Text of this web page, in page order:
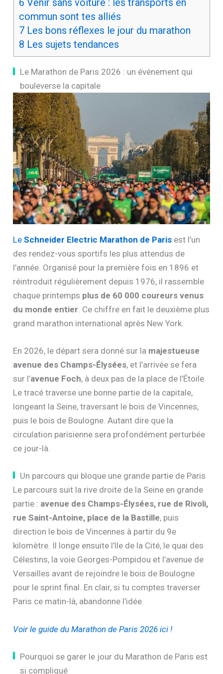
6 Venir sans voiture : les transports en
commun sont tes alliés
7Les bons réflexes le jour du marathon
8 Les sujets tendances
Le Marathon de Paris 2026 : un événement qui
bouleverse la capitale
LeSchneider Electric Marathon de Paris est l’un
des rendez-vous sportifs les plus attendus de
l’année. Organisé pour la première fois en 1896 et
réintroduit régulièrement depuis 1976, il rassemble
chaque printemps plus de 60 000 coureurs venus
du monde entier. Ce chiffre en fait le deuxième plus
grand marathon international après New York.
En 2026, le départ sera donné sur la majestueuse
avenue des Champs-Élysées, et l’arrivée se fera
sur l’avenue Foch, à deux pas de la place de l’Étoile.
Le tracé traverse une bonne partie de la capitale,
longeant la Seine, traversant le bois de Vincennes,
puis le bois de Boulogne. Autant dire que la
circulation parisienne sera profondément perturbée
ce jour-là.
Un parcours qui bloque une grande partie de Paris
Le parcours suit la rive droite de la Seine en grande
partie : avenue des Champs-Élysées, rue de Rivoli,
rue Saint-Antoine, place de la Bastille, puis
direction le bois de Vincennes à partir du 9e
kilomètre. Il longe ensuite l’île de la Cité, le quai des
Célestins, la voie Georges-Pompidou et l’avenue de
Versailles avant de rejoindre le bois de Boulogne
pour le sprint final. En clair, si tu comptes traverser
Paris ce matin-là, abandonne l’idée.
Voir le guide du Marathon de Paris 2026 ici !
Pourquoi se garer le jour du Marathon de Paris est
si compliqué